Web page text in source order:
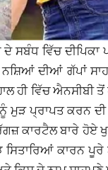
ਸਬੰਧ ਵਿੱਚ ਦੀਪਿਕਾ
ਨਸ਼ਿਆਂ ਦੀਆਂ ਗੱਪਾਂ
ਹੀ ਵਿੱਚ ਐਨਸੀਬੀ
ਮੁੜ ਪ੍ਰਾਪਤ ਕਰਨ
ਕਾਰਟੈਲ ਬਾਰੇ ਹੋਏ
ਕਾਰਨ